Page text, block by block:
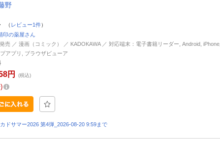
野
（ レビュー1件）
印の薬屋さん
売 ／ 漫画（コミック） ／ KADOKAWA ／ 対応端末：電子書籍リーダー, Android, iPhone,
アプリ, ブラウザビューア
円 (税込)
カドサマー2026 第4弾_2026-08-20 9:59まで